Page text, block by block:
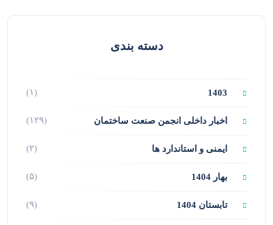
دسته بندی
1403 (۱)
اخبار داخلی انجمن صنعت ساختمان (۱۲۹)
ایمنی و استاندارد ها (۲)
بهار 1404 (۵)
تابستان 1404 (۹)